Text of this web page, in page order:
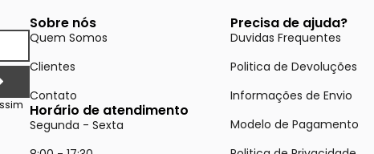
Sobre nós
Quem Somos
Clientes
Contato
Horário de atendimento
Segunda - Sexta
Precisa de ajuda?
Duvidas Frequentes
Politica de Devoluções
Informações de Envio
Modelo de Pagamento